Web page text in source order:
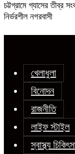
চট্টগ্রামে গ্যাসের তীব্র
নির্ভরশীল নগরবাসী
খেলাধুলা
বিনোদন
রাজনীতি
লাইফ স্টাইল
স্বাস্থ্য